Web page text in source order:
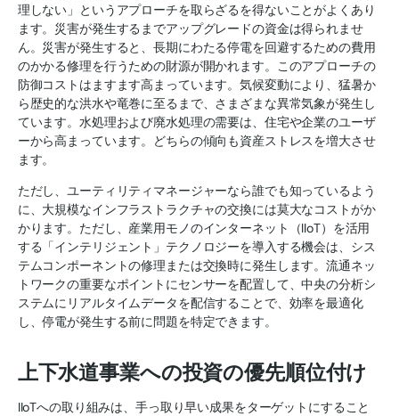
理しない」というアプローチを取らざるを得ないことがよくあり
ます。災害が発生するまでアップグレードの資金は得られませ
ん。災害が発生すると、長期にわたる停電を回避するための費用
のかかる修理を行うための財源が開かれます。このアプローチの
防御コストはますます高まっています。気候変動により、猛暑か
ら歴史的な洪水や竜巻に至るまで、さまざまな異常気象が発生し
ています。水処理および廃水処理の需要は、住宅や企業のユーザ
ーから高まっています。どちらの傾向も資産ストレスを増大させ
ます。
ただし、ユーティリティマネージャーなら誰でも知っているよう
に、大規模なインフラストラクチャの交換には莫大なコストがか
かります。ただし、産業用モノのインターネット（IIoT）を活用
する「インテリジェント」テクノロジーを導入する機会は、シス
テムコンポーネントの修理または交換時に発生します。流通ネッ
トワークの重要なポイントにセンサーを配置して、中央の分析シ
ステムにリアルタイムデータを配信することで、効率を最適化
し、停電が発生する前に問題を特定できます。
上下水道事業への投資の優先順位付け
IIoTへの取り組みは、手っ取り早い成果をターゲットにすること